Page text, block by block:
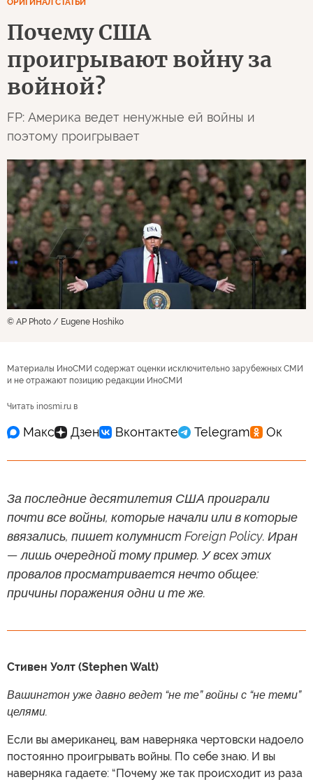
Почему США
проигрывают войну за
войной?
FP: Америка ведет ненужные ей войны и
поэтому проигрывает
© AP Photo / Eugene Hoshiko
Материалы ИноСМИ содержат оценки исключительно зарубежных СМИ
и не отражают позицию редакции ИноСМИ
Читать inosmi.ru в
За последние десятилетия США проиграли
почти все войны, которые начали или в которые
ввязались, пишет колумнист Foreign Policy. Иран
— лишь очередной тому пример. У всех этих
провалов просматривается нечто общее:
причины поражения одни и те же.
Стивен Уолт (Stephen Walt)
Вашингтон уже давно ведет “не те” войны с “не теми”
целями.
Если вы американец, вам наверняка чертовски надоело
постоянно проигрывать войны. По себе знаю. И вы
наверняка гадаете: “Почему же так происходит из раза